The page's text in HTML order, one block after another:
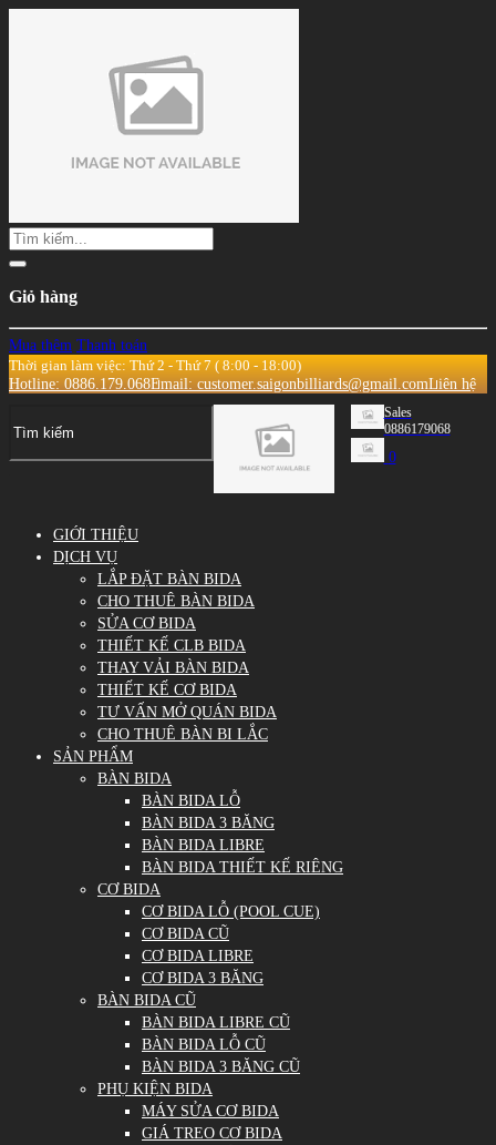
Giỏ hàng
Mua thêm Thanh toán
Thời gian làm việc: Thứ 2 - Thứ 7 ( 8:00 - 18:00)
Hotline: 0886.179.068Email: customer.saigonbilliards@gmail.comLiên hệ
Sales
0886179068
0
GIỚI THIỆU
DỊCH VỤ
LẮP ĐẶT BÀN BIDA
CHO THUÊ BÀN BIDA
SỬA CƠ BIDA
THIẾT KẾ CLB BIDA
THAY VẢI BÀN BIDA
THIẾT KẾ CƠ BIDA
TƯ VẤN MỞ QUÁN BIDA
CHO THUÊ BÀN BI LẮC
SẢN PHẨM
BÀN BIDA
BÀN BIDA LỖ
BÀN BIDA 3 BĂNG
BÀN BIDA LIBRE
BÀN BIDA THIẾT KẾ RIÊNG
CƠ BIDA
CƠ BIDA LỖ (POOL CUE)
CƠ BIDA CŨ
CƠ BIDA LIBRE
CƠ BIDA 3 BĂNG
BÀN BIDA CŨ
BÀN BIDA LIBRE CŨ
BÀN BIDA LỖ CŨ
BÀN BIDA 3 BĂNG CŨ
PHỤ KIỆN BIDA
MÁY SỬA CƠ BIDA
GIÁ TREO CƠ BIDA